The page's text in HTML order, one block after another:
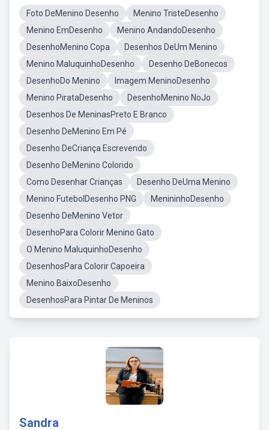
Foto DeMenino Desenho
Menino TristeDesenho
Menino EmDesenho
Menino AndandoDesenho
DesenhoMenino Copa
Desenhos DeUm Menino
Menino MaluquinhoDesenho
Desenho DeBonecos
DesenhoDo Menino
Imagem MeninoDesenho
Menino PirataDesenho
DesenhoMenino NoJo
Desenhos De MeninasPreto E Branco
Desenho DeMenino Em Pé
Desenho DeCriança Escrevendo
Desenho DeMenino Colorido
Como Desenhar Crianças
Desenho DeUma Menino
Menino FutebolDesenho PNG
MenininhoDesenho
Desenho DeMenino Vetor
DesenhoPara Colorir Menino Gato
O Menino MaluquinhoDesenho
DesenhosPara Colorir Capoeira
Menino BaixoDesenho
DesenhosPara Pintar De Meninos
Sandra